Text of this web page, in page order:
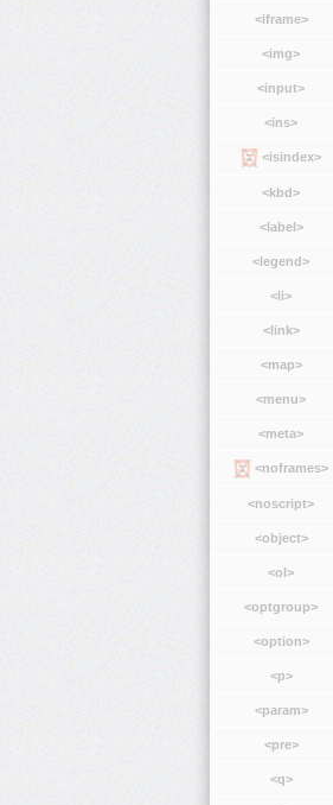
<iframe>
<img>
<input>
<ins>
<isindex>
<kbd>
<label>
<legend>
<li>
<link>
<map>
<menu>
<meta>
<noframes>
<noscript>
<object>
<ol>
<optgroup>
<option>
<p>
<param>
<pre>
<q>